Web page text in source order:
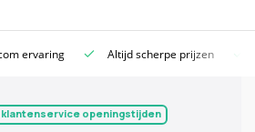
ervaring Altijd scherpe prijzen
klantenservice openingstijden